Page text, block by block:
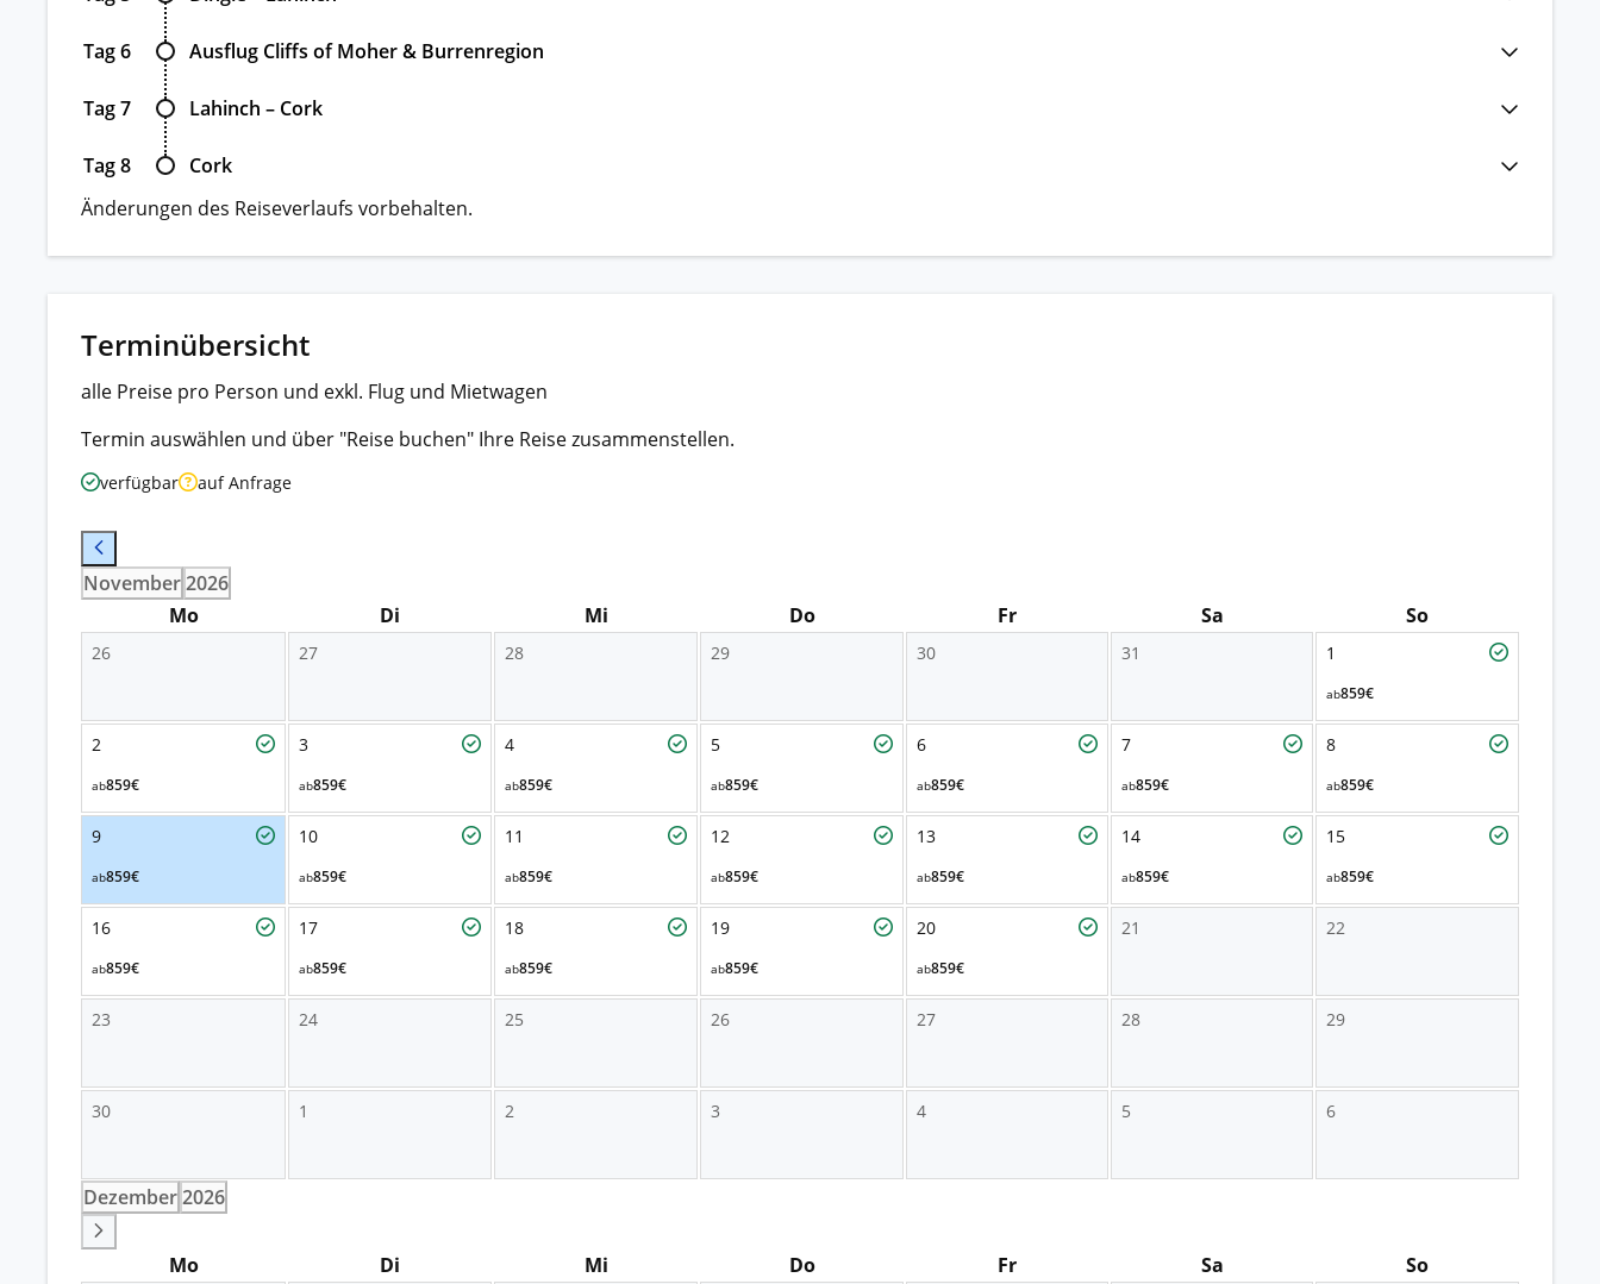
Tag 6 Ausflug Cliffs of Moher & Burrenregion
Tag 7 Lahinch – Cork
Tag 8
Cork
Änderungen des Reiseverlaufs vorbehalten.
Terminübersicht
alle Preise pro Person und exkl. Flug und Mietwagen
Termin auswählen und über "Reise buchen" Ihre Reise zusammenstellen.
verfügbar auf Anfrage
November2026
Mo
Di Mi Do Fr Sa So
26 27 28 29 30 31 1
ab859€
2
ab859€
3
ab859€
4
ab859€
5
ab859€
6
ab859€
7
ab859€
8
ab859€
9
ab859€
10
ab859€
11
ab859€
12
ab859€
13
ab859€
14
ab859€
15
ab859€
16
ab859€
17
ab859€
18
ab859€
19
ab859€
20
ab859€
21 22
23 24 25 26 27 28 29
30 1 2 3 4 5 6
Dezember2026
Mo Di Mi Do Fr Sa So